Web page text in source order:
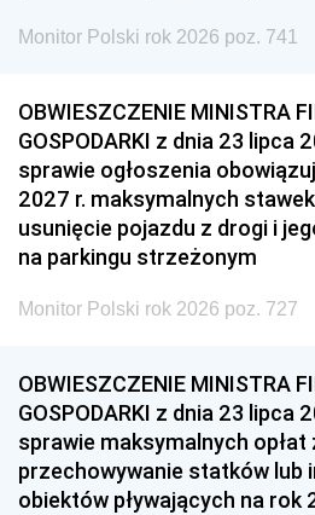
Monitor Polski rok 2026 poz. 741
OBWIESZCZENIE MINISTRA
GOSPODARKI z dnia 23 lipca
sprawie ogłoszenia
2027 r. maksymalnych
usunięcie pojazdu z drogi i
na parkingu strzeżonym
Monitor Polski rok 2026 poz. 727
OBWIESZCZENIE MINISTRA
GOSPODARKI z dnia 23 lipca
sprawie maksymalnych opłat
przechowywanie statków lub
obiektów pływających na rok